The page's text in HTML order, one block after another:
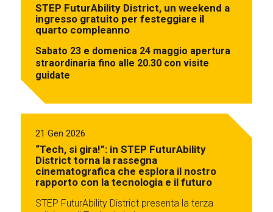
STEP FuturAbility District, un weekend a
ingresso gratuito per festeggiare il
quarto compleanno
Sabato 23 e domenica 24 maggio apertura
straordinaria fino alle 20.30 con visite
guidate
21 Gen 2026
“Tech, si gira!”: in STEP FuturAbility
District torna la rassegna
cinematografica che esplora il nostro
rapporto con la tecnologia e il futuro
STEP FuturAbility District presenta la terza